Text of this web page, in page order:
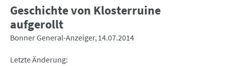
Geschichte von Klosterruine
aufgerollt
Bonner General-Anzeiger 14.07.2014
Letzte Änderung